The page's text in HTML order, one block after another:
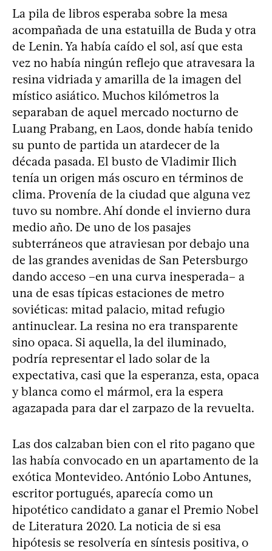
La pila de libros esperaba sobre la mesa
acompañada de una estatuilla de Buda y otra
de Lenin. Ya había caído el sol, así que esta
vez no había ningún reflejo que atravesara la
resina vidriada y amarilla de la imagen del
místico asiático. Muchos kilómetros la
separaban de aquel mercado nocturno de
Luang Prabang, en Laos, donde había tenido
su punto de partida un atardecer de la
década pasada. El busto de Vladimir Ilich
tenía un origen más oscuro en términos de
clima. Provenía de la ciudad que alguna vez
tuvo su nombre. Ahí donde el invierno dura
medio año. De uno de los pasajes
subterráneos que atraviesan por debajo una
de las grandes avenidas de San Petersburgo
dando acceso –en una curva inesperada– a
una de esas típicas estaciones de metro
soviéticas: mitad palacio, mitad refugio
antinuclear. La resina no era transparente
sino opaca. Si aquella, la del iluminado,
podría representar el lado solar de la
expectativa, casi que la esperanza, esta, opaca
y blanca como el mármol, era la espera
agazapada para dar el zarpazo de la revuelta.
Las dos calzaban bien con el rito pagano que
las había convocado en un apartamento de la
exótica Montevideo. António Lobo Antunes,
escritor portugués, aparecía como un
hipotético candidato a ganar el Premio Nobel
de Literatura 2020. La noticia de si esa
hipótesis se resolvería en síntesis positiva, o